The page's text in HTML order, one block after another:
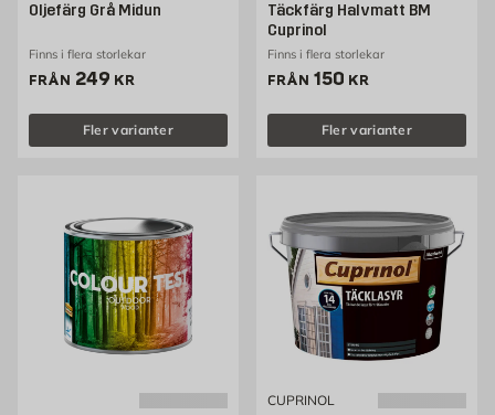
Oljefärg Grå Midun
Finns i flera storlekar
FRÅN Pris 249 kr
249 KR
Fler varianter
Täckfärg Halvmatt BM
Cuprinol
Finns i flera storlekar
FRÅN Pris 150 kr
150 KR
Fler varianter
CUPRINOL